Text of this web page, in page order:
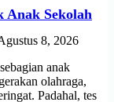
Anak Sekolah
8, 2026
anak
olahraga,
Padahal, tes